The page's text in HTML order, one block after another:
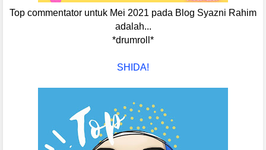
Top commentator untuk Mei 2021 pada Blog Syazni Rahim
adalah...
*drumroll*
SHIDA!